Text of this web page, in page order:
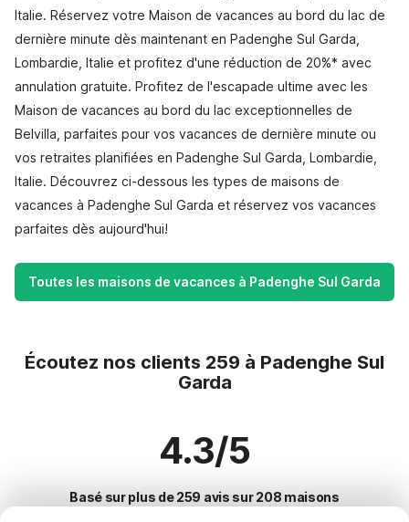
Italie. Réservez votre Maison de vacances au bord du lac de
dernière minute dès maintenant en Padenghe Sul Garda,
Lombardie, Italie et profitez d'une réduction de 20%* avec
annulation gratuite. Profitez de l'escapade ultime avec les
Maison de vacances au bord du lac exceptionnelles de
Belvilla, parfaites pour vos vacances de dernière minute ou
vos retraites planifiées en Padenghe Sul Garda, Lombardie,
Italie. Découvrez ci-dessous les types de maisons de
vacances à Padenghe Sul Garda et réservez vos vacances
parfaites dès aujourd'hui!
Toutes les maisons de vacances à Padenghe Sul Garda
Écoutez nos clients 259 à Padenghe Sul
Garda
4.3/5
Basé sur plus de 259 avis sur 208 maisons